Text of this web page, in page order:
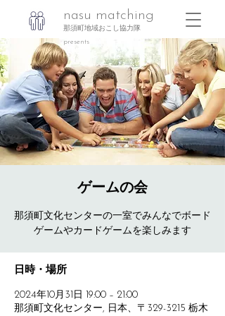
nasu matching
那須町地域おこし協力隊
presents
ゲームの会
那須町文化センターの一室でみんなでボード
ゲームやカードゲームを楽しみます
日時・場所
2024年10月31日 19:00 – 21:00
那須町文化センター, 日本、〒329-3215 栃木